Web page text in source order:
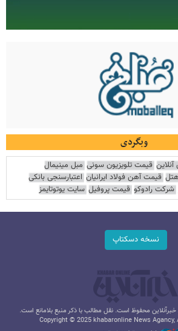
وبگردی
آنلاین قیمت تلویزیون سونی مبل مینیمال
قیمت آهن فولاد ایرانیان اعتبارسنجی بانکی
شرکت رادوکو قیمت پروفیل سایت یوتوتایمز
نسخه دسکتاپ
محفوظ است. نقل مطالب با ذکر منبع بلامانع است.
Copyright © 2025 khabaronline News